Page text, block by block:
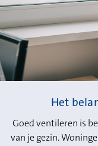
Het
Goed ventileren is
van je gezin.